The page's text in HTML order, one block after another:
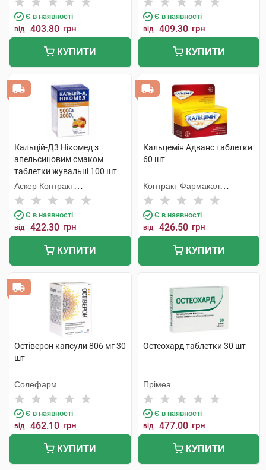
Є в наявності
від 403.80 грн
КУПИТИ
Є в наявності
від 409.30 грн
КУПИТИ
Кальцій-Д3 Нікомед з
апельсиновим смаком
таблетки жувальні 100 шт
Аскер Контракт
Мануфекчерінг АС
Є в наявності
від 422.30 грн
КУПИТИ
Кальцемін Адванс таблетки
60 шт
Контракт Фармакал
Корпорейшн
Є в наявності
від 426.50 грн
КУПИТИ
Остіверон капсули 806 мг 30
шт
Солефарм
Є в наявності
від 462.10 грн
КУПИТИ
Остеохард таблетки 30 шт
Прімеа
Є в наявності
від 477.00 грн
КУПИТИ